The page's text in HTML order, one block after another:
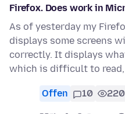
Firefox. Does work in
As of yesterday my
displays some screens
correctly. It displays
which is difficult to
Offen 10 220